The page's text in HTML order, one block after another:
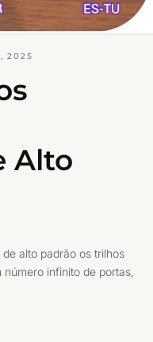
2025
Alto
alto padrão os trilhos
infinito de portas,